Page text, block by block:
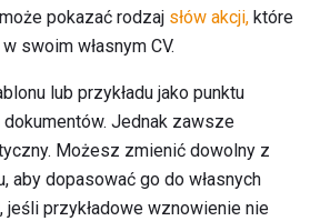
pokazać rodzaj słów akcji, które
swoim własnym CV.
lub przykładu jako punktu
dokumentów. Jednak zawsze
Możesz zmienić dowolny z
aby dopasować go do własnych
jeśli przykładowe wznowienie nie